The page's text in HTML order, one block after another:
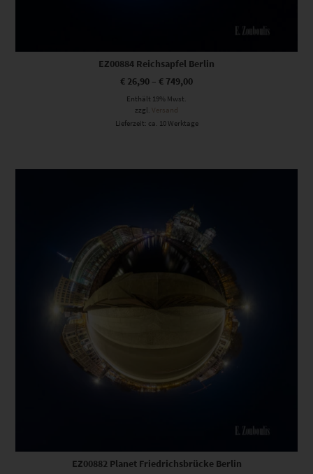
EZ00884 Reichsapfel Berlin
€ 26,90 – € 749,00
Enthält 19% Mwst.
zzgl.
Versand
Lieferzeit: ca. 10 Werktage
Dieses Produkt weist mehrere Varianten auf. Die Optionen können auf der Produktseite gewählt werden
EZ00882 Planet Friedrichsbrücke Berlin